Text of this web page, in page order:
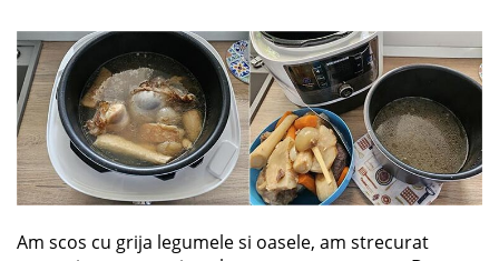
Am scos cu grija legumele si oasele, am strecurat